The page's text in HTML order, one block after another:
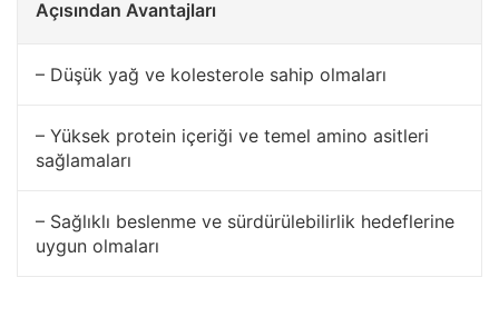
Açısından Avantajları
– Düşük yağ ve kolesterole sahip olmaları
– Yüksek protein içeriği ve temel amino asitleri
sağlamaları
– Sağlıklı beslenme ve sürdürülebilirlik hedeflerine
uygun olmaları